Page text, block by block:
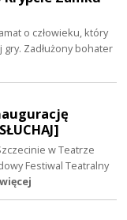
o człowieku, który
Zadłużony bohater
w Teatrze
Festiwal Teatralny